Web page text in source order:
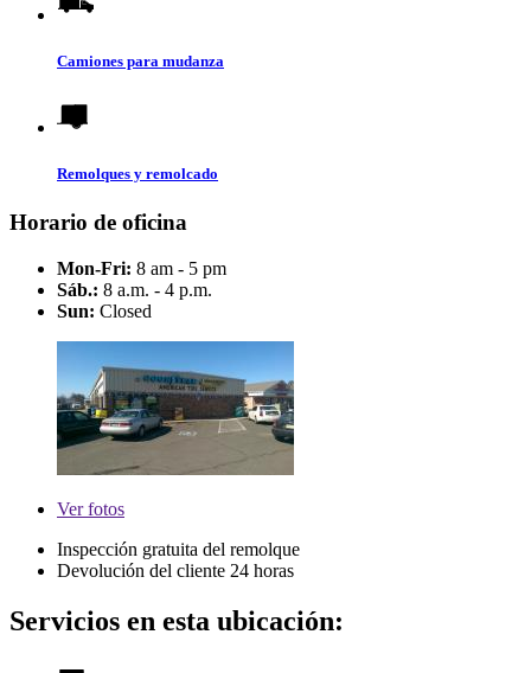
Camiones para mudanza
Remolques y remolcado
Horario de oficina
Mon-Fri: 8 am - 5 pm
Sáb.: 8 a.m. - 4 p.m.
Sun: Closed
Verfotos
Inspección gratuita del remolque
Devolución del cliente 24 horas
Servicios en esta ubicación: